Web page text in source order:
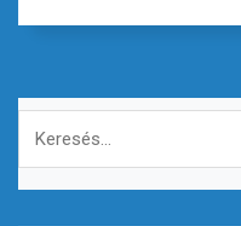
Keresés: